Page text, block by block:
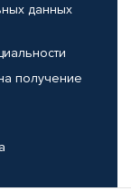
данных
получение